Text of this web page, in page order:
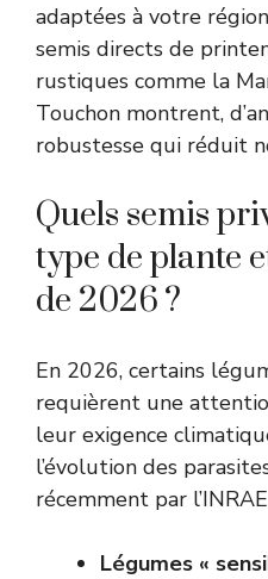
adaptées à votre
semis directs de
rustiques comme la
Touchon montrent,
robustesse qui réduit
Quels semis
type de plante
de 2026 ?
En 2026, certains
requièrent une
leur exigence
l’évolution des
récemment par l’INRAE
Légumes «